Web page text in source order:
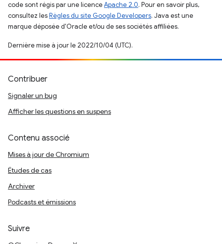
code sont régis par une licenceApache 2.0. Pour en savoir plus,
consultez lesRègles du site Google Developers. Java est une
marque déposée d'Oracle et/ou de ses sociétés affiliées.
Dernière mise à jour le 2022/10/04 (UTC).
Contribuer
Signaler un bug
Afficher les questions en suspens
Contenu associé
Mises à jour de Chromium
Études de cas
Archiver
Podcasts et émissions
Suivre